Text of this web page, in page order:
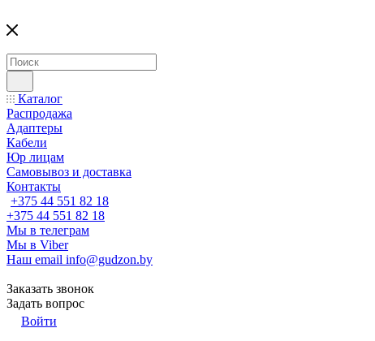
Каталог
Распродажа
Адаптеры
Кабели
Юр лицам
Самовывоз и доставка
Контакты
+375 44 551 82 18
+375 44 551 82 18
Мы в телеграм
Мы в Viber
Наш email info@gudzon.by
Заказать звонок
Задать вопрос
Войти